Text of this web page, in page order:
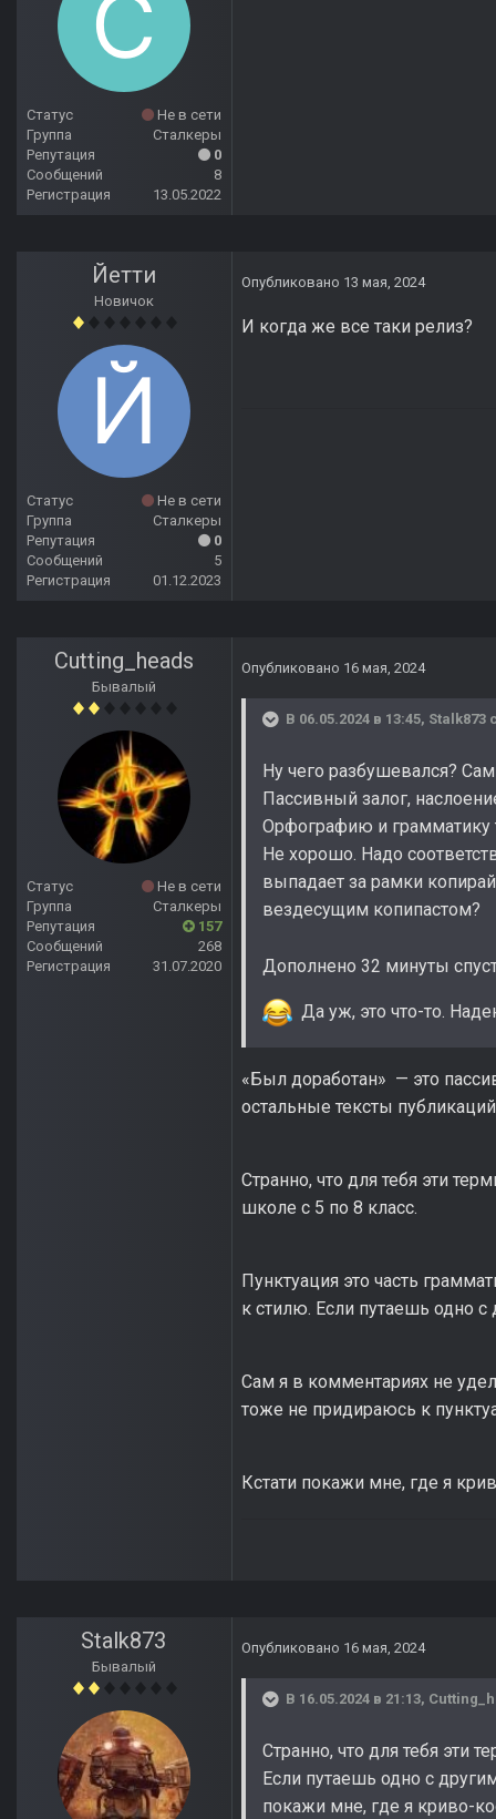
Статус
Не в сети
Группа
Сталкеры
Репутация
0
Сообщений
8
Регистрация
13.05.2022
Йетти
Новичок
Статус
Не в сети
Группа
Сталкеры
Репутация
0
Сообщений
5
Регистрация
01.12.2023
Опубликовано 13 мая, 2024
И когда же все таки релиз?
Cutting_heads
Бывалый
Статус
Не в сети
Группа
Сталкеры
Репутация
157
Сообщений
268
Регистрация
31.07.2020
Опубликовано 16 мая, 2024
В 06.05.2024 в 13:45, Stalk873
Ну чего разбушевался?
Пассивный залог,
Орфографию и грамматику
Не хорошо. Надо
выпадает за рамки
вездесущим копипастом?
Дополнено 32 минуты
Да уж, это что-то.
«Был доработан» — это
остальные тексты
Странно, что для тебя эти
школе с 5 по 8 класс.
Пунктуация это часть
к стилю. Если путаешь одно с
Сам я в комментариях не
тоже не придираюсь к
Кстати покажи мне, где я
Stalk873
Бывалый
Опубликовано 16 мая, 2024
В 16.05.2024 в 21:13,
Странно, что для тебя эти
Если путаешь одно с
покажи мне, где я криво-